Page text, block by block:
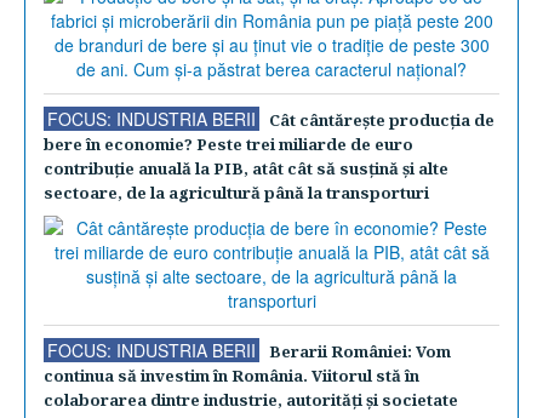
FOCUS: INDUSTRIA BERII
Cât cântăreşte producţia de
bere în economie? Peste trei miliarde de euro
contribuţie anuală la PIB, atât cât să susţină şi alte
sectoare, de la agricultură până la transporturi
FOCUS: INDUSTRIA BERII
Berarii României: Vom
continua să investim în România. Viitorul stă în
colaborarea dintre industrie, autorităţi şi societate